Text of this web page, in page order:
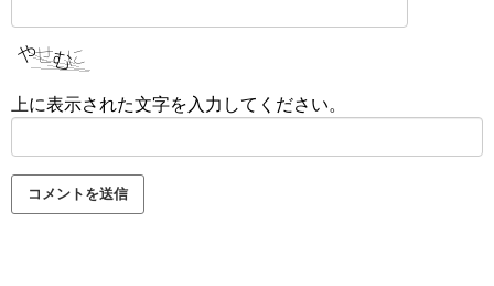
上に表示された文字を入力してください。